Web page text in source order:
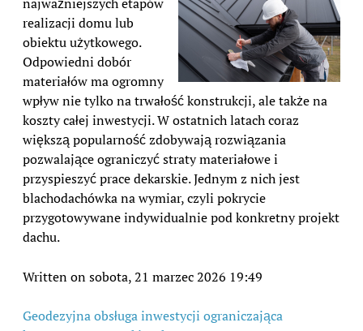
realizacji domu lub
obiektu użytkowego.
Odpowiedni dobór
materiałów ma ogromny
wpływ nie tylko na trwałość konstrukcji, ale także na
koszty całej inwestycji. W ostatnich latach coraz
większą popularność zdobywają rozwiązania
pozwalające ograniczyć straty materiałowe i
przyspieszyć prace dekarskie. Jednym z nich jest
blachodachówka na wymiar, czyli pokrycie
przygotowywane indywidualnie pod konkretny projekt
dachu.
Written on sobota, 21 marzec 2026 19:49
Geodezyjna obsługa inwestycji ograniczająca